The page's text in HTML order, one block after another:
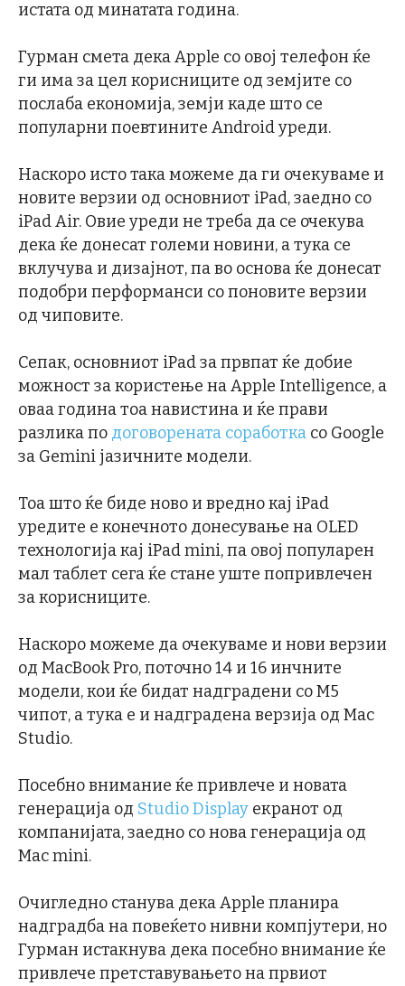
истата од минатата година.
Гурман смета дека Apple со овој телефон ќе
ги има за цел корисниците од земјите со
послаба економија, земји каде што се
популарни поевтините Android уреди.
Наскоро исто така можеме да ги очекуваме и
новите верзии од основниот iPad, заедно со
iPad Air. Овие уреди не треба да се очекува
дека ќе донесат големи новини, а тука се
вклучува и дизајнот, па во основа ќе донесат
подобри перформанси со поновите верзии
од чиповите.
Сепак, основниот iPad за првпат ќе добие
можност за користење на Apple Intelligence, а
оваа година тоа навистина и ќе прави
разлика по договорената соработка со Google
за Gemini јазичните модели.
Тоа што ќе биде ново и вредно кај iPad
уредите е конечното донесување на OLED
технологија кај iPad mini, па овој популарен
мал таблет сега ќе стане уште попривлечен
за корисниците.
Наскоро можеме да очекуваме и нови верзии
од MacBook Pro, поточно 14 и 16 инчните
модели, кои ќе бидат надградени со М5
чипот, а тука е и надградена верзија од Mac
Studio.
Посебно внимание ќе привлече и новата
генерација од Studio Display екранот од
компанијата, заедно со нова генерација од
Mac mini.
Очигледно станува дека Apple планира
надградба на повеќето нивни компјутери, но
Гурман истакнува дека посебно внимание ќе
привлече претставувањето на првиот